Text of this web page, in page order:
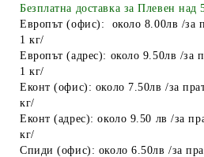
Найлонови торбички и
Пликове за лед
Спирт
Боя за яйца
Други
ТАБАКЕРИ
Безплатна доставка за Плевен над
Европът (офис): около 8.00лв /за
1 кг/
Европът (адрес): около 9.50лв /за
1 кг/
Еконт (офис): около 7.50лв /за
кг/
Еконт (адрес): около 9.50 лв /за
кг/
Спиди (офис): около 6.50лв /за